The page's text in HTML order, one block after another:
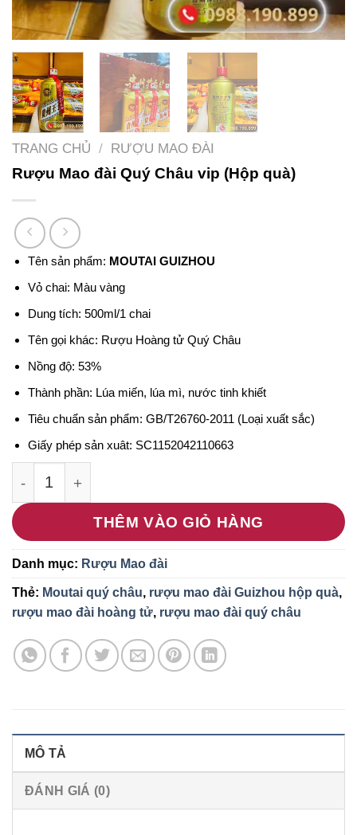
TRANG CHỦ / RƯỢU MAO ĐÀI
Rượu Mao đài Quý Châu vip (Hộp quà)
Tên sản phẩm: MOUTAI GUIZHOU
Vỏ chai: Màu vàng
Dung tích: 500ml/1 chai
Tên gọi khác: Rượu Hoàng tử Quý Châu
Nồng độ: 53%
Thành phần: Lúa miến, lúa mì, nước tinh khiết
Tiêu chuẩn sản phẩm: GB/T26760-2011 (Loại xuất sắc)
Giấy phép sản xuât: SC1152042110663
Rượu Mao đài Quý Châu vip (Hộp quà) số lượng
THÊM VÀO GIỎ HÀNG
Danh mục: Rượu Mao đài
Thẻ: Moutai quý châu, rượu mao đài Guizhou hộp quà,
rượu mao đài hoàng tử, rượu mao đài quý châu
MÔ TẢ
ĐÁNH GIÁ (0)